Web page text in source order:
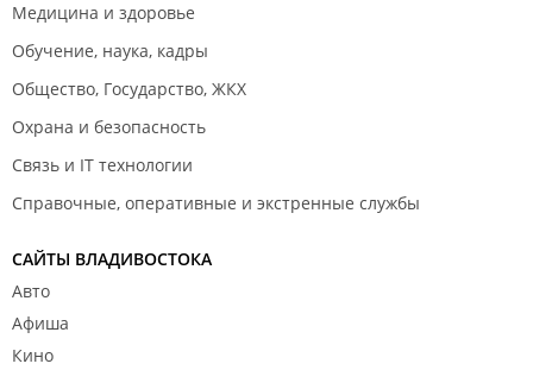
Медицина и здоровье
Обучение, наука, кадры
Общество, Государство, ЖКХ
Охрана и безопасность
Связь и IT технологии
Справочные, оперативные и экстренные службы
САЙТЫ ВЛАДИВОСТОКА
Авто
Афиша
Кино